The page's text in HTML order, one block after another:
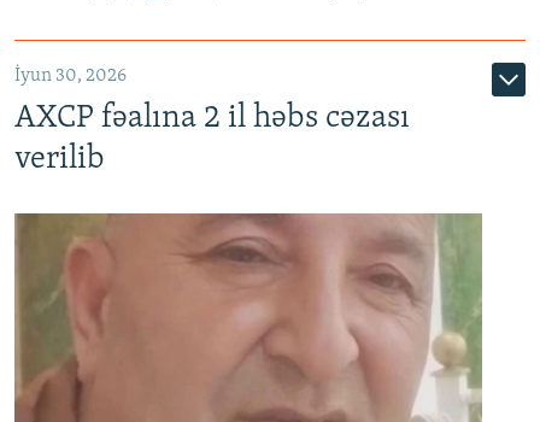
İyun 30, 2026
AXCP fəalına 2 il həbs cəzası
verilib